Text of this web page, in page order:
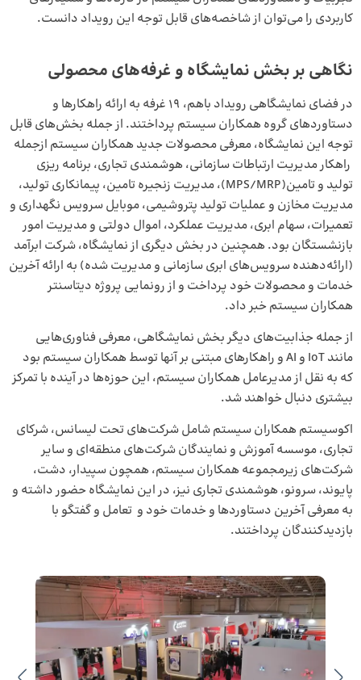
کاربردی را می‌توان از شاخصه‌های قابل توجه این رویداد دانست.
نگاهی بر بخش نمایشگاه و غرفه‌های محصولی
در فضای نمایشگاهی رویداد باهم، 19 غرفه به ارائه راهکارها و
دستاوردهای گروه همکاران سیستم پرداختند. از جمله بخش‌های قابل
توجه این نمایشگاه، معرفی محصولات جدید همکاران سیستم ازجمله
راهکار مدیریت ارتباطات سازمانی، هوشمندی تجاری، برنامه ریزی
تولید و تامین(MPS/MRP)، مدیریت زنجیره تامین، پیمانکاری تولید،
مدیریت مخازن و عملیات تولید پتروشیمی، موبایل سرویس نگهداری و
تعمیرات، سهام ابری، مدیریت عملکرد، اموال دولتی و مدیریت امور
بازنشستگان بود. همچنین در بخش دیگری از نمایشگاه، شرکت ابرآمد
(ارائه‌دهنده سرویس‌های ابری سازمانی و مدیریت شده) به ارائه آخرین
خدمات و محصولات خود پرداخت و از رونمایی پروژه دیتاسنتر
همکاران سیستم خبر داد.
از جمله جذابیت‌های دیگر بخش نمایشگاهی، معرفی فناوری‌هایی
مانند IoT و AI و راهکارهای مبتنی بر آنها توسط همکاران سیستم بود
که به نقل از مدیرعامل همکاران سیستم، این حوزه‌ها در آینده با تمرکز
بیشتری دنبال خواهند شد.
اکوسیستم همکاران سیستم شامل شرکت‌های تحت لیسانس، شرکای
تجاری، موسسه آموزش و نمایندگان شرکت‌های منطقه‌ای و سایر
شرکت‌های زیرمجموعه همکاران سیستم، همچون سپیدار، دشت،
پایوند، سرونو، هوشمندی تجاری نیز، در این نمایشگاه حضور داشته و
به معرفی آخرین دستاوردها و خدمات خود و تعامل و گفتگو با
بازدیدکنندگان پرداختند.